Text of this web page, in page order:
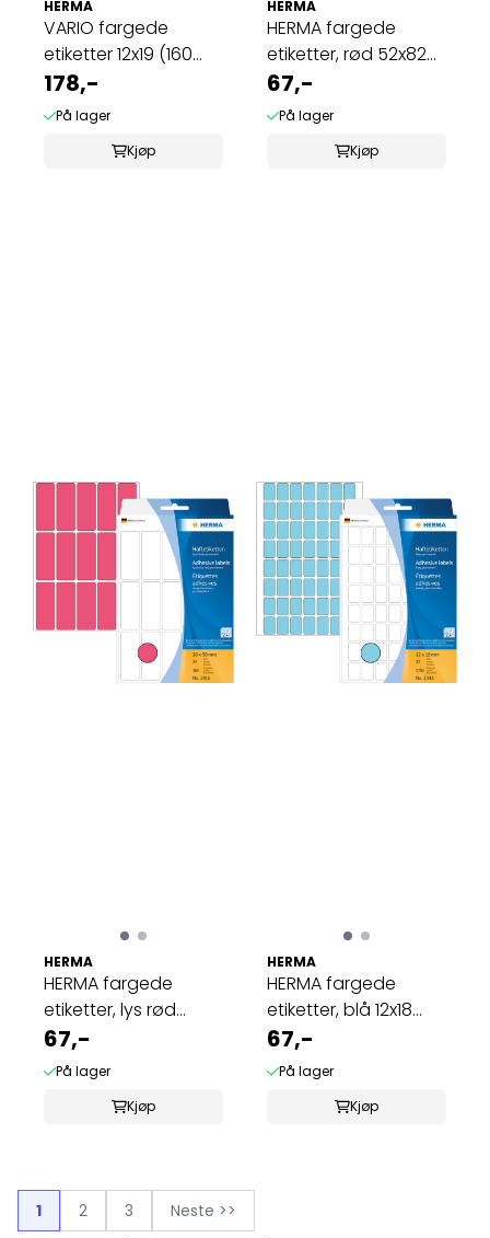
HERMA
VARIO fargede
etiketter 12x19 (160
stk) 10 pakk
178,-
På lager
Kjøp
HERMA
HERMA fargede
etiketter, rød 52x82
mm (128 stk)
67,-
På lager
Kjøp
HERMA
HERMA fargede
etiketter, lys rød
20x50 mm (360 ...
67,-
På lager
Kjøp
HERMA
HERMA fargede
etiketter, blå 12x18
mm (1792 stk)
67,-
På lager
Kjøp
1 2 3 Neste >>